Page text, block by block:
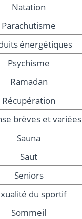
Natation
Parachutisme
énergétiques
Psychisme
Ramadan
Récupération
brèves et variées
Sauna
Saut
Seniors
du sportif
Sommeil